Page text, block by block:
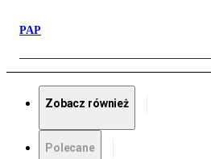
PAP
Zobacz również
Polecane